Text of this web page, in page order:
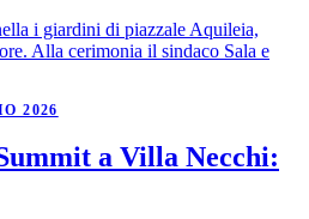
i giardini di piazzale Aquileia,
Alla cerimonia il sindaco Sala e
2026
a Villa Necchi: